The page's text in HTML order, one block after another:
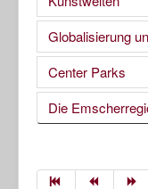
Globalisierung
Center Parks
Die